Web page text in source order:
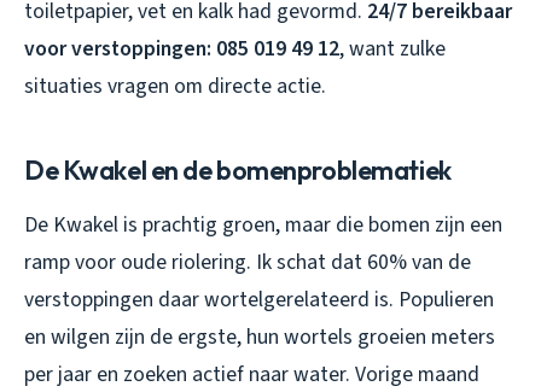
toiletpapier, vet en kalk had gevormd. 24/7 bereikbaar
voor verstoppingen: 085 019 49 12, want zulke
situaties vragen om directe actie.
De Kwakel en de bomenproblematiek
De Kwakel is prachtig groen, maar die bomen zijn een
ramp voor oude riolering. Ik schat dat 60% van de
verstoppingen daar wortelgerelateerd is. Populieren
en wilgen zijn de ergste, hun wortels groeien meters
per jaar en zoeken actief naar water. Vorige maand